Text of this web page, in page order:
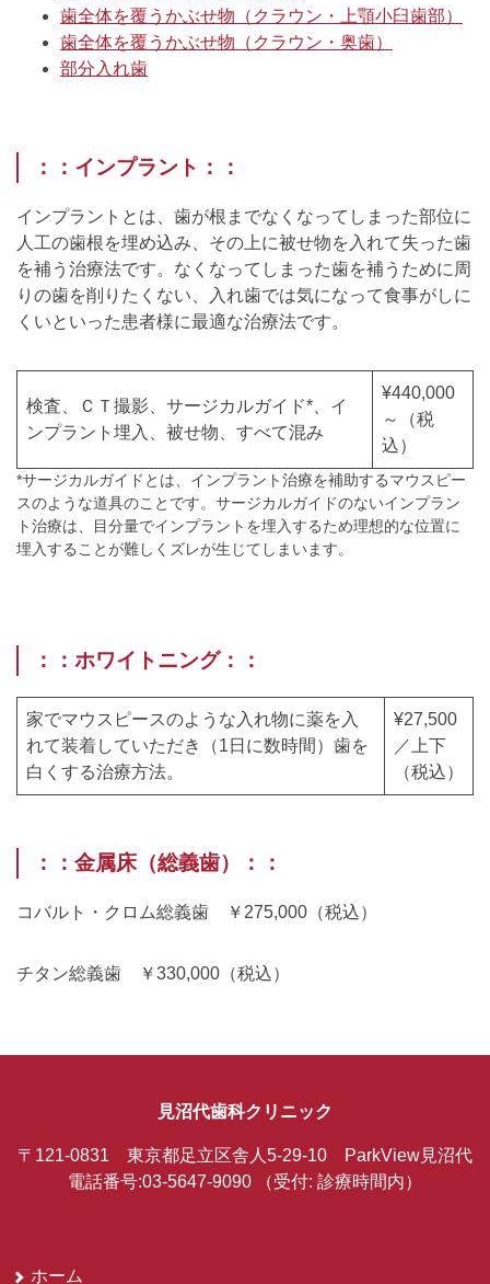
歯全体を覆うかぶせ物（クラウン・上顎小臼歯部）
歯全体を覆うかぶせ物（クラウン・奥歯）
部分入れ歯
：：インプラント：：
インプラントとは、歯が根までなくなってしまった部位に
人工の歯根を埋め込み、その上に被せ物を入れて失った歯
を補う治療法です。なくなってしまった歯を補うために周
りの歯を削りたくない、入れ歯では気になって食事がしに
くいといった患者様に最適な治療法です。
検査、ＣＴ撮影、サージカルガイド*、イ
ンプラント埋入、被せ物、すべて混み
¥440,000
～（税
込）
*サージカルガイドとは、インプラント治療を補助するマウスピー
スのような道具のことです。サージカルガイドのないインプラン
ト治療は、目分量でインプラントを埋入するため理想的な位置に
埋入することが難しくズレが生じてしまいます。
：：ホワイトニング：：
家でマウスピースのような入れ物に薬を入
れて装着していただき（1日に数時間）歯を
白くする治療方法。
¥27,500
／上下
（税込）
：：金属床（総義歯）：：
コバルト・クロム総義歯 ￥275,000（税込）
チタン総義歯 ￥330,000（税込）
見沼代歯科クリニック
〒121-0831 東京都足立区舎人5-29-10 ParkView見沼代
電話番号:03-5647-9090
（受付: 診療時間内）
ホーム